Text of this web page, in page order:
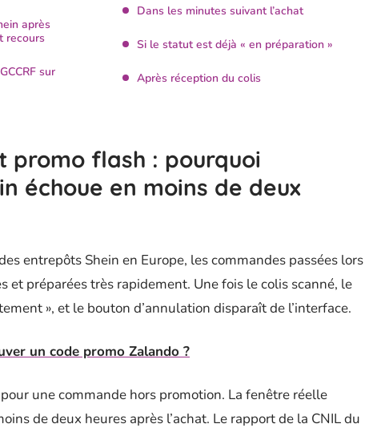
après
recours
sur
Dans les minutes suivant l’achat
Si le statut est déjà « en préparation »
Après réception du colis
promo flash : pourquoi
échoue en moins de deux
entrepôts Shein en Europe, les commandes passées lors
et préparées très rapidement. Une fois le colis scanné, le
», et le bouton d’annulation disparaît de l’interface.
un code promo Zalando ?
une commande hors promotion. La fenêtre réelle
de deux heures après l’achat. Le rapport de la CNIL du